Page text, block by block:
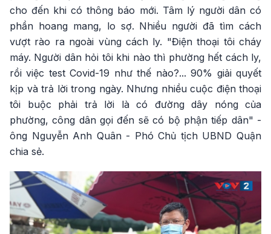
cho đến khi có thông báo mới. Tâm lý người dân có
phần hoang mang, lo sợ. Nhiều người đã tìm cách
vượt rào ra ngoài vùng cách ly. "Điện thoại tôi cháy
máy. Người dân hỏi tôi khi nào thì phường hết cách ly,
rồi việc test Covid-19 như thế nào?... 90% giải quyết
kịp và trả lời trong ngày. Nhưng nhiều cuộc điện thoại
tôi buộc phải trả lời là có đường dây nóng của
phường, công dân gọi đến sẽ có bộ phận tiếp dân" -
ông Nguyễn Anh Quân - Phó Chủ tịch UBND Quận
chia sẻ.